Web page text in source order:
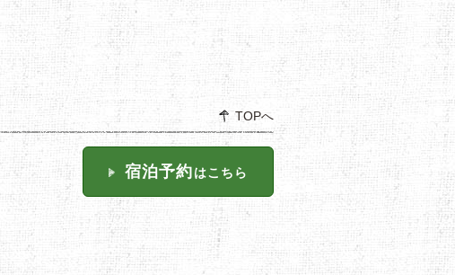
TOPへ
宿泊予約はこちら